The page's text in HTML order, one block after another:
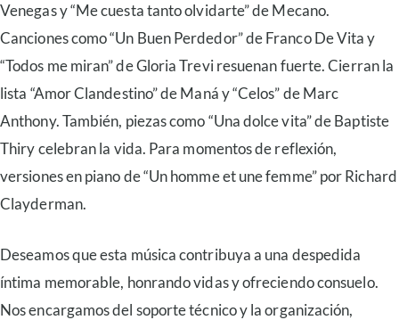
Venegas y “Me cuesta tanto olvidarte” de Mecano.
Canciones como “Un Buen Perdedor” de Franco De Vita y
“Todos me miran” de Gloria Trevi resuenan fuerte. Cierran la
lista “Amor Clandestino” de Maná y “Celos” de Marc
Anthony. También, piezas como “Una dolce vita” de Baptiste
Thiry celebran la vida. Para momentos de reflexión,
versiones en piano de “Un homme et une femme” por Richard
Clayderman.
Deseamos que esta música contribuya a una despedida
íntima memorable, honrando vidas y ofreciendo consuelo.
Nos encargamos del soporte técnico y la organización,